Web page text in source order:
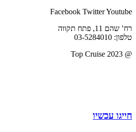
Facebook TwitterYoutube
רח’ שהם 11, פתח תקווה
טלפון: 03-5284010
@ 2023 Top Cruise
חייגו עכשיו